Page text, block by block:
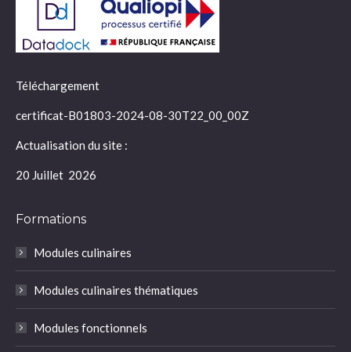
Téléchargement
certificat-B01803-2024-08-30T22_00_00Z
Actualisation du site :
20 Juillet 2026
Formations
Modules culinaires
Modules culinaires thématiques
Modules fonctionnels